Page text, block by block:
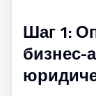
Шаг 1:
бизнес-